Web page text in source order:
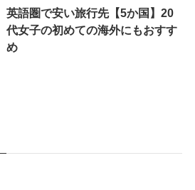
英語圏で安い旅行先【5か国】20
代女子の初めての海外にもおすす
め